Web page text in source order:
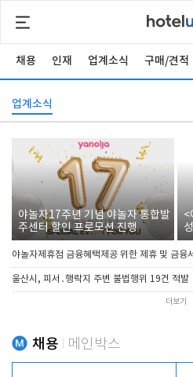
채용 인재 업계소식 구매/견적
업계소식
야놀자17주년 기념 야놀자 통합발
주센터 할인 프로모션 진행
<
야놀자제휴점 금융혜택제공 위한 제휴 및 금융
울산시, 피서․행락지 주변 불법행위 19건 적발
더보기
채용 메인박스